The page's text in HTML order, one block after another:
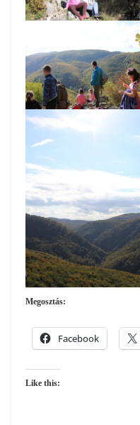
Megosztás:
Facebook
Like this: